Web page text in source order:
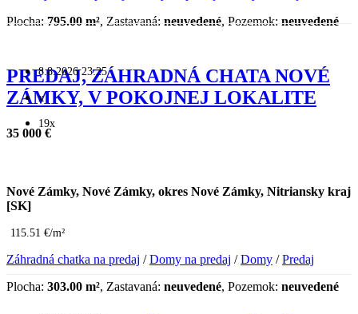
Plocha: 795.00 m², Zastavaná: neuvedené, Pozemok: neuvedené
8.8.2026 23:25
x
19x
PREDAJ, ZÁHRADNÁ CHATA NOVÉ
ZÁMKY, V POKOJNEJ LOKALITE
35 000 €
Nové Zámky, Nové Zámky, okres Nové Zámky, Nitriansky kraj
[SK]
115.51 €/m²
Záhradná chatka na predaj /Domy na predaj /Domy /Predaj
Plocha: 303.00 m², Zastavaná: neuvedené, Pozemok: neuvedené